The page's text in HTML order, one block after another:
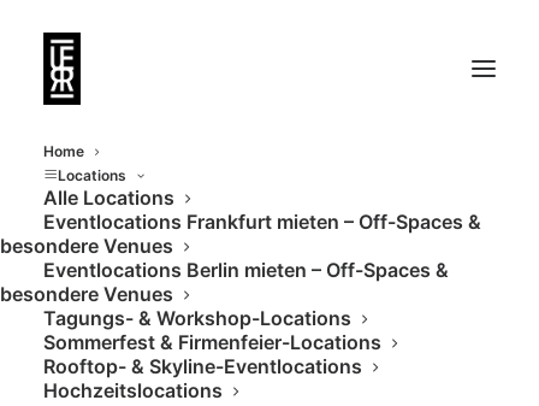
Home
Locations
Alle Locations
Eventlocations Frankfurt mieten – Off-Spaces &
besondere Venues
Eventlocations Berlin mieten – Off-Spaces &
besondere Venues
Tagungs- & Workshop-Locations
Sommerfest & Firmenfeier-Locations
Rooftop- & Skyline-Eventlocations
Hochzeitslocations
Moderne Location im
Herzen Wiesbadens